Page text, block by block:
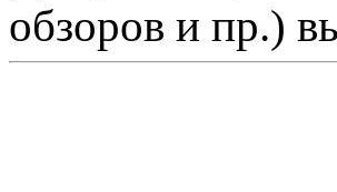
обзоров и пр.)